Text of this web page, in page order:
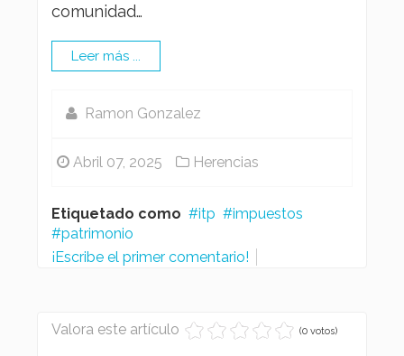
comunidad…
Leer más ...
Ramon Gonzalez
Abril 07, 2025 Herencias
Etiquetado como itp
impuestos
patrimonio
¡Escribe el primer comentario!
Valora este artículo (0 votos)